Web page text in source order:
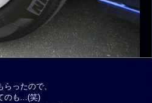
ったので、
のも...(笑)